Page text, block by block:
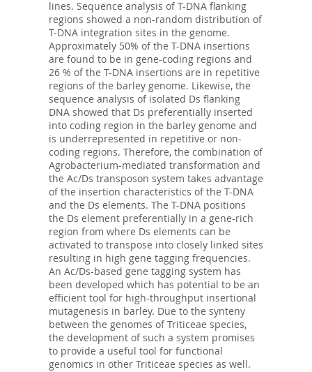
lines. Sequence analysis of T-DNA flanking
regions showed a non-random distribution of
T-DNA integration sites in the genome.
Approximately 50% of the T-DNA insertions
are found to be in gene-coding regions and
26 % of the T-DNA insertions are in repetitive
regions of the barley genome. Likewise, the
sequence analysis of isolated Ds flanking
DNA showed that Ds preferentially inserted
into coding region in the barley genome and
is underrepresented in repetitive or non-
coding regions. Therefore, the combination of
Agrobacterium-mediated transformation and
the Ac/Ds transposon system takes advantage
of the insertion characteristics of the T-DNA
and the Ds elements. The T-DNA positions
the Ds element preferentially in a gene-rich
region from where Ds elements can be
activated to transpose into closely linked sites
resulting in high gene tagging frequencies.
An Ac/Ds-based gene tagging system has
been developed which has potential to be an
efficient tool for high-throughput insertional
mutagenesis in barley. Due to the synteny
between the genomes of Triticeae species,
the development of such a system promises
to provide a useful tool for functional
genomics in other Triticeae species as well.